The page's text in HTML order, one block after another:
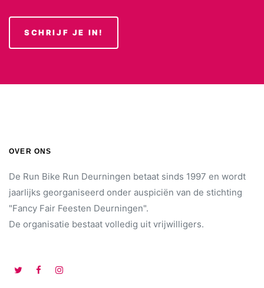
SCHRIJF JE IN!
OVER ONS
De Run Bike Run Deurningen betaat sinds 1997 en wordt
jaarlijks georganiseerd onder auspiciën van de stichting
"Fancy Fair Feesten Deurningen".
De organisatie bestaat volledig uit vrijwilligers.